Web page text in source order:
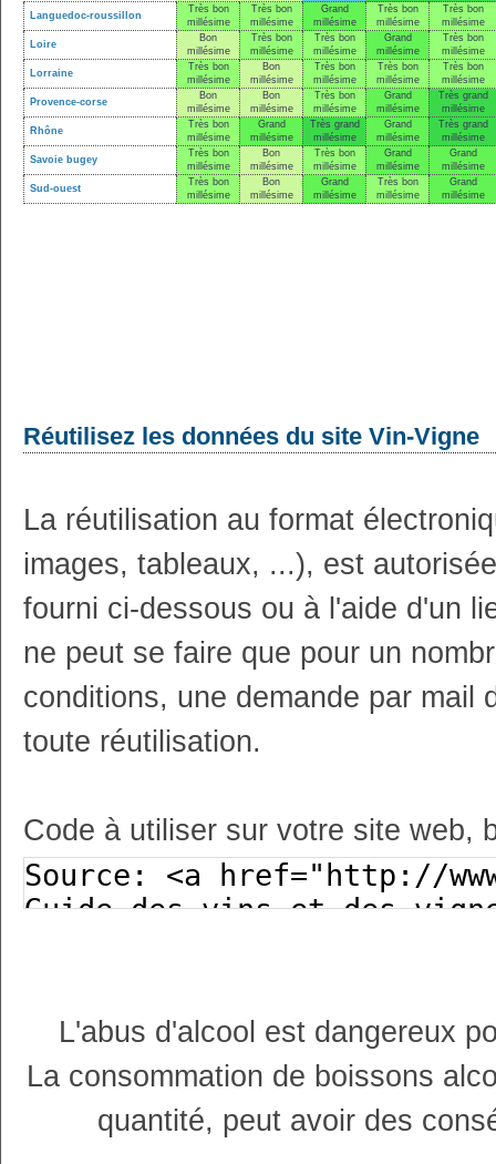
Languedoc-roussillon
Très bon
millésime
Très bon
millésime
Grand
millésime
Très bon
millésime
Très bon
millésime
Loire
Bon
millésime
Très bon
millésime
Très bon
millésime
Grand
millésime
Très bon
millésime
Lorraine
Très bon
millésime
Bon
millésime
Très bon
millésime
Très bon
millésime
Très bon
millésime
Provence-corse
Bon
millésime
Bon
millésime
Très bon
millésime
Grand
millésime
Très grand
millésime
Rhône
Très bon
millésime
Grand
millésime
Très grand
millésime
Grand
millésime
Très grand
millésime
Savoie bugey
Très bon
millésime
Bon
millésime
Très bon
millésime
Grand
millésime
Grand
millésime
Sud-ouest
Très bon
millésime
Bon
millésime
Grand
millésime
Très bon
millésime
Grand
millésime
Réutilisez les données du site Vin-Vigne
La réutilisation au format
images, tableaux, ...), est
fourni ci-dessous ou à l'aide d'un
ne peut se faire que pour un
conditions, une demande par mail
toute réutilisation.
Code à utiliser sur votre site web,
L'abus d'alcool est dangereux
La consommation de boissons
quantité, peut avoir des